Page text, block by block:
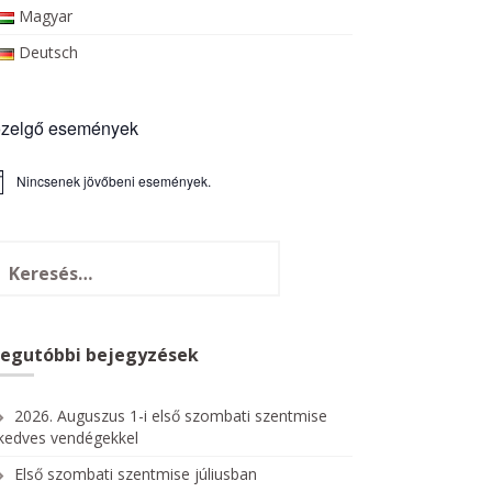
Magyar
Deutsch
események
Nincsenek jövőbeni események.
bejegyzések
2026. Auguszus 1-i első szombati szentmise
vendégekkel
Első szombati szentmise júliusban